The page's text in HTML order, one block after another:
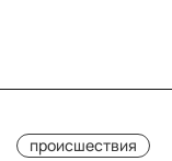
происшествия